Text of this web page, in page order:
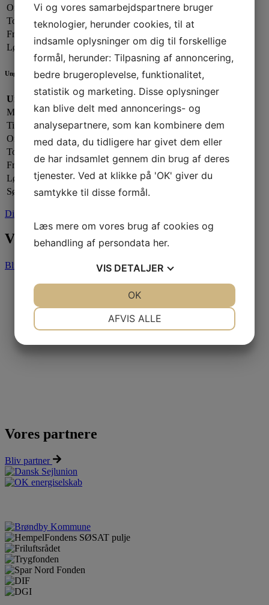
Onsdag:
09.00 - 13.00
Torsdag:
13.00 - 17.00
Fredag:
Lørdag - Søndag: Lukket
Ungdomsafdelingen
Ungdomsafdelingen:
Mandag: 17.00 - 20.00
Tirsdag:
Lukket
Onsdag:
17.00 - 20.00
Torsdag:
Fredag:
Lukket
Lørdag:
Efter aftale
Søndag:
Lukket
Din sejlklub
Vores partnere
Bliv partner
Vores partnere
Bliv partner
Vi og vores samarbejdspartnere bruger
teknologier, herunder cookies, til at
indsamle oplysninger om dig til forskellige
formål, herunder: Tilpasning af annoncering,
bedre brugeroplevelse, funktionalitet,
statistik og marketing. Disse oplysninger
kan blive delt med annoncerings- og
analysepartnere, som kan kombinere dem
med data, du tidligere har givet dem eller
de har indsamlet gennem din brug af deres
tjenester. Ved at klikke på 'OK' giver du
samtykke til disse formål.
Læs mere om vores brug af cookies og
behandling af persondata her.
VIS DETALJER
AFVIS ALLE
OK